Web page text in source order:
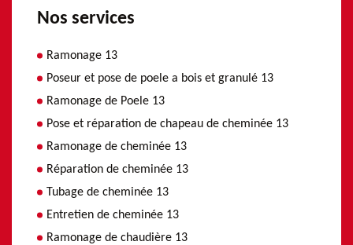
Nos services
Ramonage 13
Poseur et pose de poele a bois et granulé 13
Ramonage de Poele 13
Pose et réparation de chapeau de cheminée 13
Ramonage de cheminée 13
Réparation de cheminée 13
Tubage de cheminée 13
Entretien de cheminée 13
Ramonage de chaudière 13